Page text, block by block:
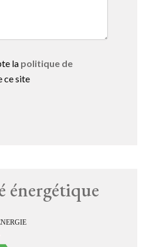
la politique de
ce site
énergétique